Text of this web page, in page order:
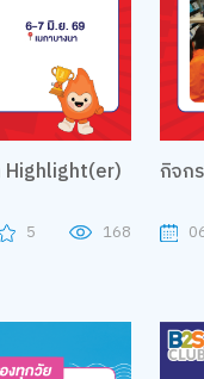
Highlight(er)
5 168
กิจก